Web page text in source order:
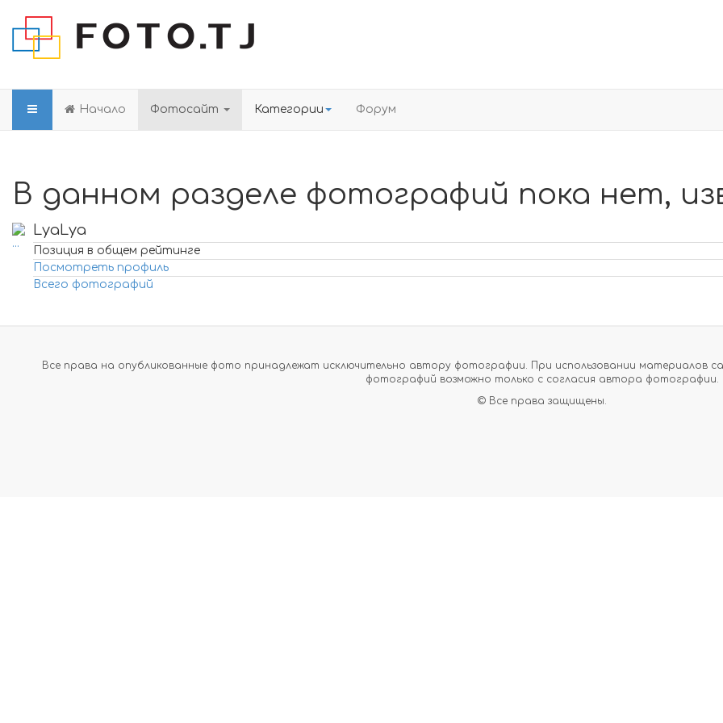
Начало Фотосайт Категории Форум
В данном разделе фотографий пока нет,
LyaLya
Позиция в общем рейтинге
Посмотреть профиль
Всего фотографий
Все права на опубликованные фото принадлежат исключительно автору фотографии. При использовании материалов
фотографий возможно только с согласия автора фотографии.
© Все права защищены.